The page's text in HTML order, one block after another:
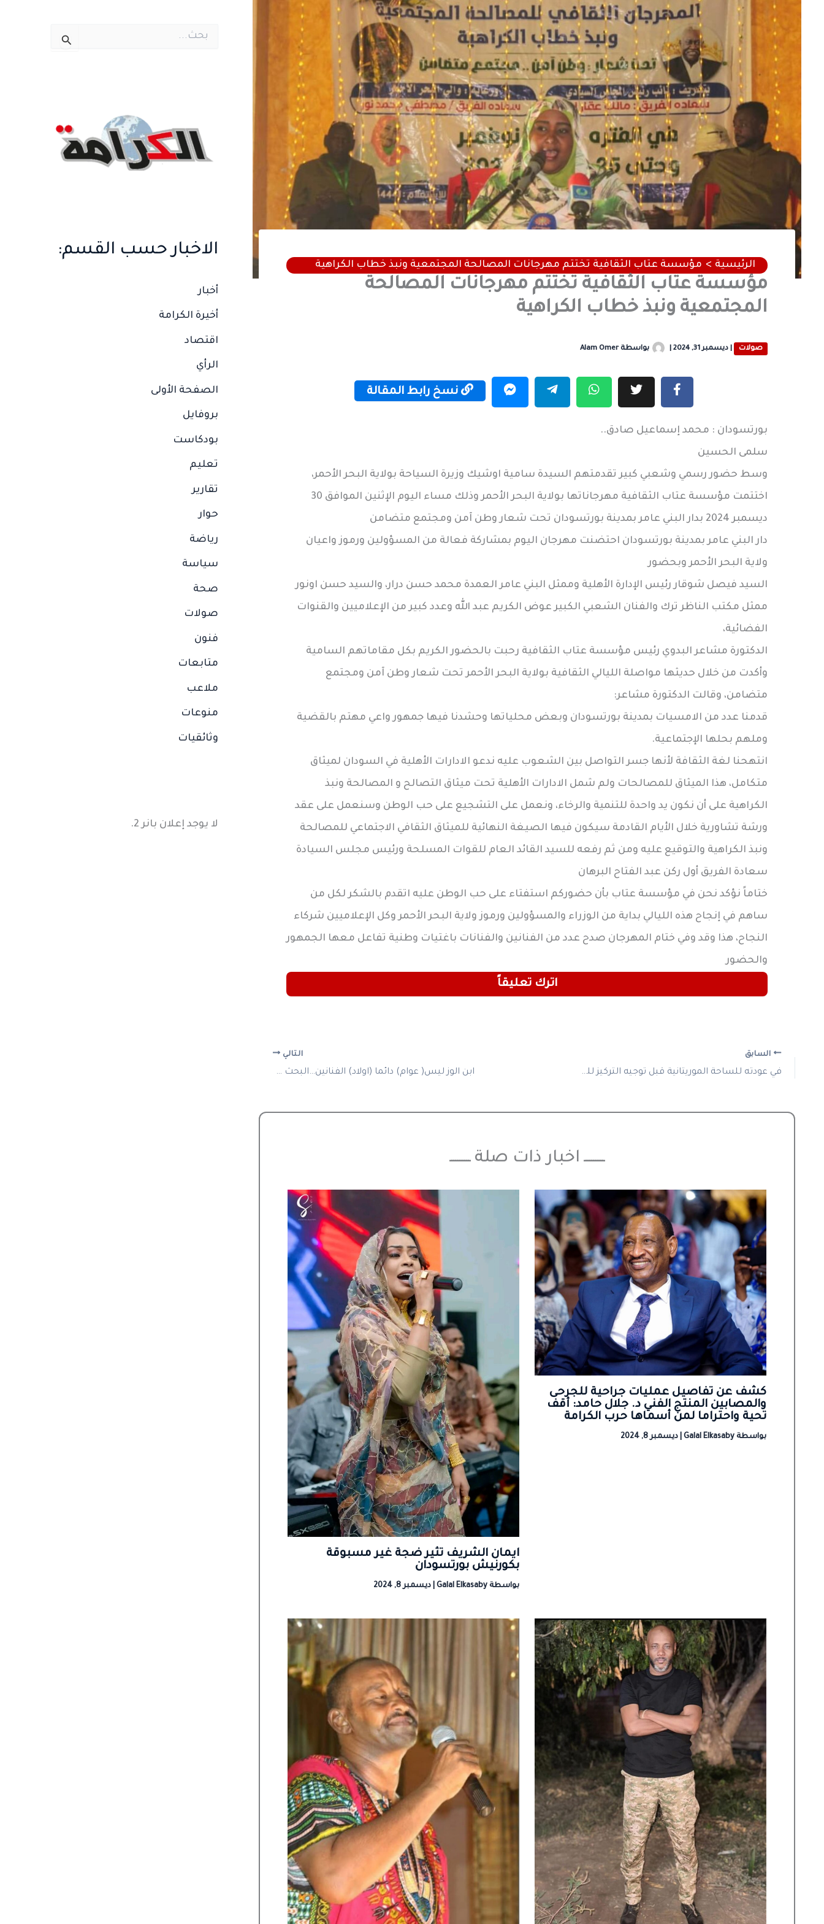
الرئيسية مؤسسة عتاب الثقافية تختتم مهرجانات المصالحة المجتمعية ونبذ خطاب الكراهية
مؤسسة عتاب الثقافية تختتم مهرجانات المصالحة
المجتمعية ونبذ خطاب الكراهية
صولات ديسمبر 31, 2024 بواسطة Alam Omer
نسخ رابط المقالة
بورتسودان : محمد إسماعيل صادق..
سلمى الحسين
وسط حضور رسمي وشعبي كبير تقدمتهم السيدة سامية اوشيك وزيرة السياحة بولاية البحر الأحمر،
اختتمت مؤسسة عتاب الثقافية مهرجاناتها بولاية البحر الأحمر وذلك مساء اليوم الإثنين الموافق 30
ديسمبر 2024 بدار البني عامر بمدينة بورتسودان تحت شعار وطن آمن ومجتمع متضامن
دار البني عامر بمدينة بورتسودان احتضنت مهرجان اليوم بمشاركة فعالة من المسؤولين ورموز واعيان
ولاية البحر الأحمر وبحضور
السيد فيصل شوقار رئيس الإدارة الأهلية وممثل البني عامر العمدة محمد حسن درار، والسيد حسن اونور
ممثل مكتب الناظر ترك والفنان الشعبي الكبير عوض الكريم عبد الله وعدد كبير من الإعلاميين والقنوات
الفضائية،
الدكتورة مشاعر البدوي رئيس مؤسسة عتاب الثقافية رحبت بالحضور الكريم بكل مقاماتهم السامية
وأكدت من خلال حديثها مواصلة الليالي الثقافية بولاية البحر الأحمر تحت شعار وطن آمن ومجتمع
متضامن، وقالت الدكتورة مشاعر:
قدمنا عدد من الامسيات بمدينة بورتسودان وبعض محلياتها وحشدنا فيها جمهور واعي مهتم بالقضية
وملهم بحلها الإجتماعية.
انتهحنا لغة الثقافة لأنها جسر التواصل بين الشعوب عليه ندعو الادارات الأهلية في السودان لميثاق
متكامل، هذا الميثاق للمصالحات ولم شمل الادارات الأهلية تحت ميثاق التصالح و المصالحة ونبذ
الكراهية على أن نكون يد واحدة للتنمية والرخاء، ونعمل على التشجيع على حب الوطن وسنعمل على عقد
ورشة تشاورية خلال الأيام القادمة سيكون فيها الصيغة النهائية للميثاق الثقافي الاجتماعي للمصالحة
ونبذ الكراهية والتوقيع عليه ومن ثم رفعه للسيد القائد العام للقوات المسلحة ورئيس مجلس السيادة
سعادة الفريق أول ركن عبد الفتاح البرهان
ختاماً نؤكد نحن في مؤسسة عتاب بأن حضوركم استفتاء على حب الوطن عليه اتقدم بالشكر لكل من
ساهم في إنجاح هذه الليالي بداية من الوزراء والمسؤولين ورموز ولاية البحر الأحمر وكل الإعلاميين شركاء
النجاح، هذا وقد وفي ختام المهرجان صدح عدد من الفنانين والفنانات باغتيات وطنية تفاعل معها الجمهور
والحضور
اترك تعليقاً
السابق
في عودته للساحة الموريتانية قبل توجيه التركيز للمواجهة القارية الهلال يستهدف إنهاء العام بالانتصار على الشمال
التالي
ابن الوز ليس( عوام) دائما (اولاد) الفنانين…البحث عن (بصمة).!
ـــــــــــ اخبار ذات صلة ـــــــــــ
كشف عن تفاصيل عمليات جراحية للجرحى
والمصابين المنتج الفني د. جلال حامد: أقف
تحية واحتراما لمن أسماها حرب الكرامة
بواسطة Galal Elkasaby ديسمبر 8, 2024
ايمان الشريف تثير ضجة غير مسبوقة
بكورنيش بورتسودان
بواسطة Galal Elkasaby ديسمبر 8, 2024
الاخبار حسب القسم:
أخبار
أخيرة الكرامة
اقتصاد
الرأي
الصفحة الأولى
بروفايل
بودكاست
تعليم
تقارير
حوار
رياضة
سياسة
صحة
صولات
فنون
متابعات
ملاعب
منوعات
وثائقيات
لا يوجد إعلان بانر 2.